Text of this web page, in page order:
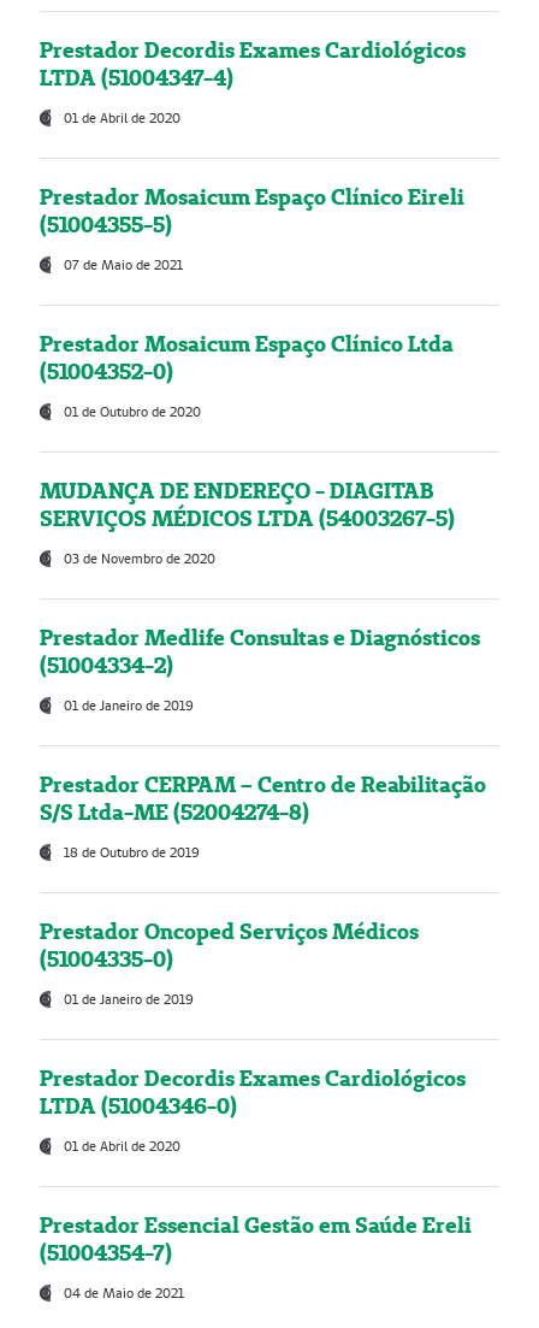
Prestador Decordis Exames Cardiológicos
LTDA (51004347-4)
01 de Abril de 2020
Prestador Mosaicum Espaço Clínico Eireli
(51004355-5)
07 de Maio de 2021
Prestador Mosaicum Espaço Clínico Ltda
(51004352-0)
01 de Outubro de 2020
MUDANÇA DE ENDEREÇO - DIAGITAB
SERVIÇOS MÉDICOS LTDA (54003267-5)
03 de Novembro de 2020
Prestador Medlife Consultas e Diagnósticos
(51004334-2)
01 de Janeiro de 2019
Prestador CERPAM – Centro de Reabilitação
S/S Ltda-ME (52004274-8)
18 de Outubro de 2019
Prestador Oncoped Serviços Médicos
(51004335-0)
01 de Janeiro de 2019
Prestador Decordis Exames Cardiológicos
LTDA (51004346-0)
01 de Abril de 2020
Prestador Essencial Gestão em Saúde Ereli
(51004354-7)
04 de Maio de 2021